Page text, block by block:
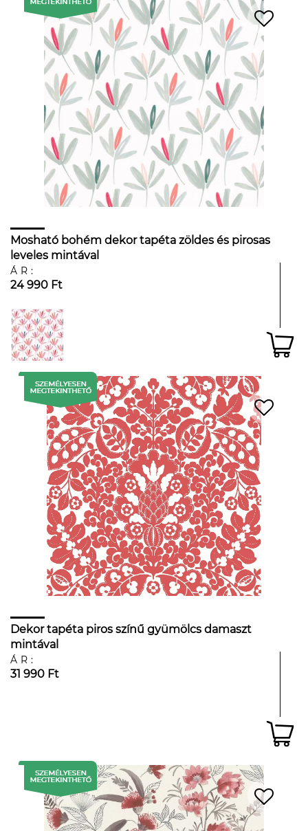
Mosható bohém dekor tapéta zöldes és pirosas
leveles mintával
ÁR:
24 990 Ft
Dekor tapéta piros színű gyümölcs damaszt
mintával
ÁR:
31 990 Ft